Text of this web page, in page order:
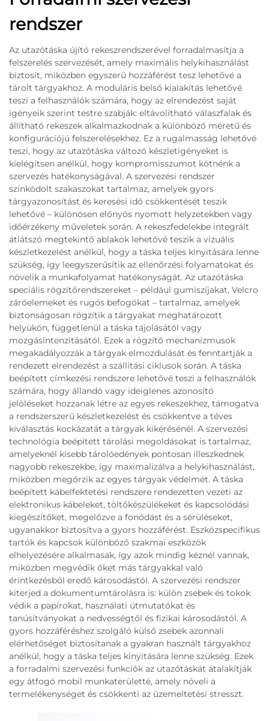
rendszer
Az utazótáska újító rekeszrendszerével forradalmasítja a
felszerelés szervezését, amely maximális helykihasználást
biztosít, miközben egyszerű hozzáférést tesz lehetővé a
tárolt tárgyakhoz. A moduláris belső kialakítás lehetővé
teszi a felhasználók számára, hogy az elrendezést saját
igényeik szerint testre szabják: eltávolítható válaszfalak és
állítható rekeszek alkalmazkodnak a különböző méretű és
konfigurációjú felszerelésekhez. Ez a rugalmasság lehetővé
teszi, hogy az utazótáska változó készletigényeket is
kielégítsen anélkül, hogy kompromisszumot kötnénk a
szervezés hatékonyságával. A szervezési rendszer
színkódolt szakaszokat tartalmaz, amelyek gyors
tárgyazonosítást és keresési idő csökkentését teszik
lehetővé – különösen előnyös nyomott helyzetekben vagy
időérzékeny műveletek során. A rekeszfedelekbe integrált
átlátszó megtekintő ablakok lehetővé teszik a vizuális
készletkezelést anélkül, hogy a táska teljes kinyitására lenne
szükség, így leegyszerűsítik az ellenőrzési folyamatokat és
növelik a munkafolyamat hatékonyságát. Az utazótáska
speciális rögzítőrendszereket – például gumiszíjakat, Velcro
záróelemeket és rugós befogókat – tartalmaz, amelyek
biztonságosan rögzítik a tárgyakat meghatározott
helyükön, függetlenül a táska tájolásától vagy
mozgásintenzitásától. Ezek a rögzítő mechanizmusok
megakadályozzák a tárgyak elmozdulását és fenntartják a
rendezett elrendezést a szállítási ciklusok során. A táska
beépített címkezési rendszere lehetővé teszi a felhasználók
számára, hogy állandó vagy ideiglenes azonosító
jelöléseket hozzanak létre az egyes rekeszekhez, támogatva
a rendszerszerű készletkezelést és csökkentve a téves
kiválasztás kockázatát a tárgyak kikérésénél. A szervezési
technológia beépített tárolási megoldásokat is tartalmaz,
amelyeknél kisebb tárolóedények pontosan illeszkednek
nagyobb rekeszekbe, így maximalizálva a helykihasználást,
miközben megőrzik az egyes tárgyak védelmét. A táska
beépített kábelfektetési rendszere rendezetten vezeti az
elektronikus kábeleket, töltőkészülékeket és kapcsolódási
kiegészítőket, megelőzve a fonódást és a sérüléseket,
ugyanakkor biztosítva a gyors hozzáférést. Eszközspecifikus
tartók és kapcsok különböző szakmai eszközök
elhelyezésére alkalmasak, így azok mindig kéznél vannak,
miközben megvédik őket más tárgyakkal való
érintkezésből eredő károsodástól. A szervezési rendszer
kiterjed a dokumentumtárolásra is: külön zsebek és tokok
védik a papírokat, használati útmutatókat és
tanúsítványokat a nedvességtől és fizikai károsodástól. A
gyors hozzáféréshez szolgáló külső zsebek azonnali
elérhetőséget biztosítanak a gyakran használt tárgyakhoz
anélkül, hogy a táska teljes kinyitására lenne szükség. Ezek
a forradalmi szervezési funkciók az utazótáskát átalakítják
egy átfogó mobil munkaterületté, amely növeli a
termelékenységet és csökkenti az üzemeltetési stresszt.